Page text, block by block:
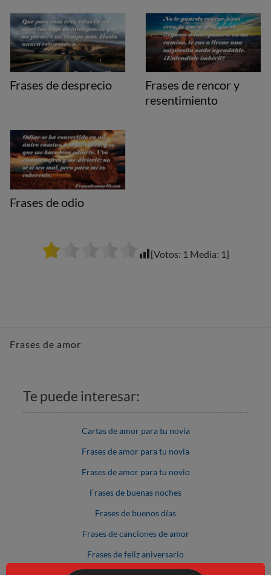
Frases de desprecio
Frases de rencor y
resentimiento
Frases de odio
[Votos: 1 Media: 1]
Frases de amor
Te puede interesar:
Cartas de amor para tu novia
Frases de amor para tu novia
Frases de amor para tu novio
Frases de buenas noches
Frases de buenos días
Frases de canciones de amor
Frases de feliz aniversario